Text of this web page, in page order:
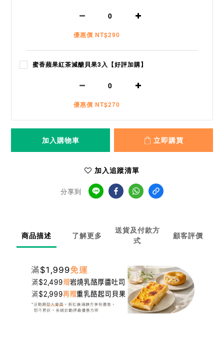
優惠價 NT$290
蜜香蘋果紅茶減醣貝果3入【好評加購】
優惠價 NT$270
加入購物車 立即購買
加入追蹤清單
分享到
商品描述 了解更多
送貨及付款方
式
顧客評價